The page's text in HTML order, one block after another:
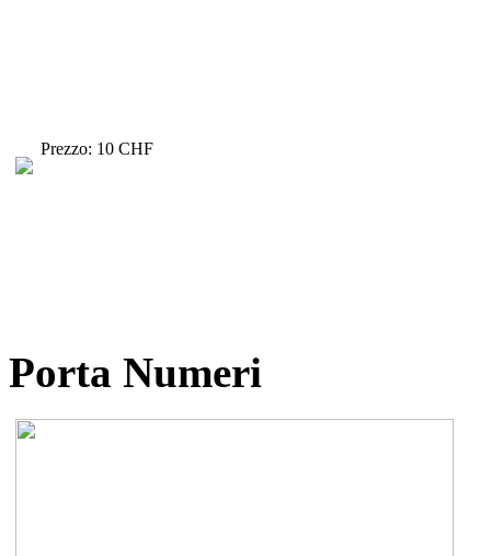
Prezzo: 10 CHF
Porta Numeri